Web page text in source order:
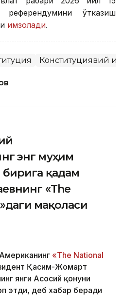
референдумини ўтказиш
имзолади.
Конституциявий
энг муҳим
қадам
«The
мақоласи
«The National
Қасим-Жомарт
янги Асосий қонуни
этди, деб хабар беради